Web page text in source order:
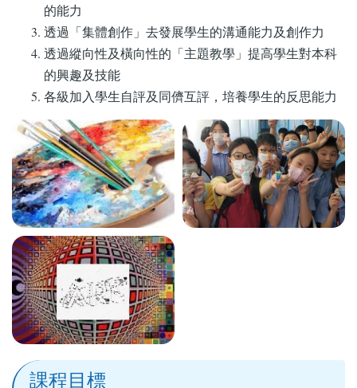
的能力
透過「集體創作」去發展學生的溝通能力及創作力
透過縱向性及橫向性的「主題教學」提高學生對本科
的興趣及技能
各級加入學生自評及同儕互評，培養學生的反思能力
課程目標